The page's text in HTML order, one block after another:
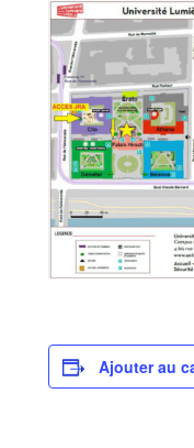
Ajouter au